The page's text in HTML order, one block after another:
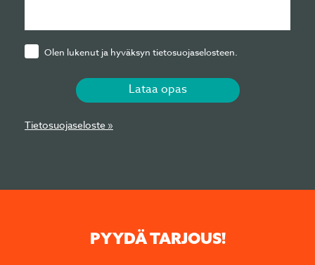
Olen lukenut ja hyväksyn tietosuojaselosteen.
Lataa opas
Tietosuojaseloste »
PYYDÄ TARJOUS!